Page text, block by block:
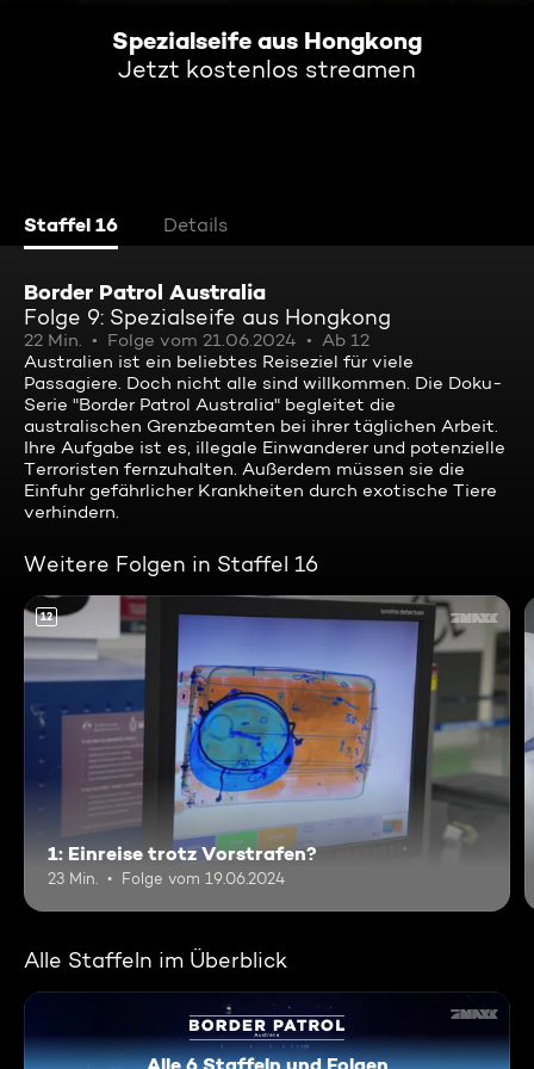
Spezialseife aus Hongkong
Jetzt kostenlos streamen
Staffel 16 Details
Border Patrol Australia
Folge 9: Spezialseife aus Hongkong
22 Min. Folge vom 21.06.2024
Ab 12
Australien ist ein beliebtes Reiseziel für viele
Passagiere. Doch nicht alle sind willkommen. Die Doku-
Serie "Border Patrol Australia" begleitet die
australischen Grenzbeamten bei ihrer täglichen Arbeit.
Ihre Aufgabe ist es, illegale Einwanderer und potenzielle
Terroristen fernzuhalten. Außerdem müssen sie die
Einfuhr gefährlicher Krankheiten durch exotische Tiere
verhindern.
Weitere Folgen in Staffel 16
12
1: Einreise trotz Vorstrafen?
23 Min. Folge vom 19.06.2024
Alle Staffeln im Überblick